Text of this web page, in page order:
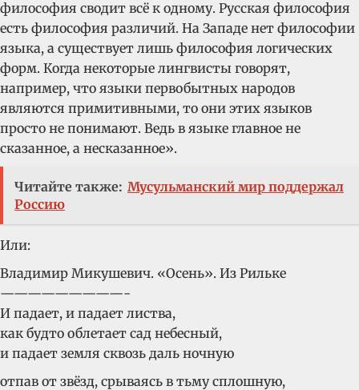
философия сводит всё к одному. Русская философия
есть философия различий. На Западе нет философии
языка, а существует лишь философия логических
форм. Когда некоторые лингвисты говорят,
например, что языки первобытных народов
являются примитивными, то они этих языков
просто не понимают. Ведь в языке главное не
сказанное, а несказанное».
Читайте также: Мусульманский мир поддержал
Россию
Или:
Владимир Микушевич. «Осень». Из Рильке
—————————-
И падает, и падает листва,
как будто облетает сад небесный,
и падает земля сквозь даль ночную
отпав от звёзд, срываясь в тьму сплошную,